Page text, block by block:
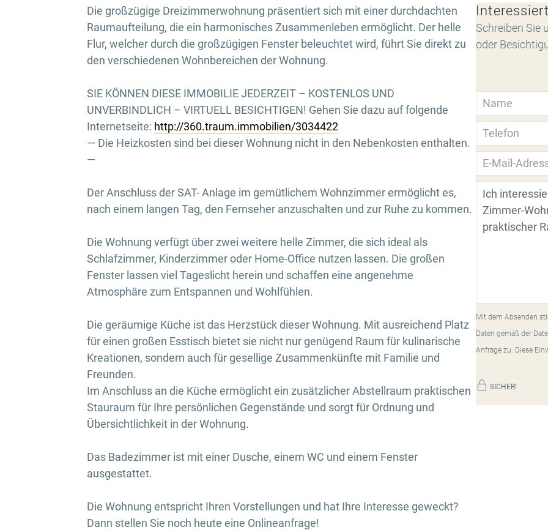
Die großzügige Dreizimmerwohnung präsentiert sich mit einer durchdachten
Raumaufteilung, die ein harmonisches Zusammenleben ermöglicht. Der helle
Flur, welcher durch die großzügigen Fenster beleuchtet wird, führt Sie direkt zu
den verschiedenen Wohnbereichen der Wohnung.
SIE KÖNNEN DIESE IMMOBILIE JEDERZEIT – KOSTENLOS UND
UNVERBINDLICH – VIRTUELL BESICHTIGEN! Gehen Sie dazu auf folgende
Internetseite: http://360.traum.immobilien/3034422
— Die Heizkosten sind bei dieser Wohnung nicht in den Nebenkosten enthalten.
—
Der Anschluss der SAT- Anlage im gemütlichem Wohnzimmer ermöglicht es,
nach einem langen Tag, den Fernseher anzuschalten und zur Ruhe zu kommen.
Die Wohnung verfügt über zwei weitere helle Zimmer, die sich ideal als
Schlafzimmer, Kinderzimmer oder Home-Office nutzen lassen. Die großen
Fenster lassen viel Tageslicht herein und schaffen eine angenehme
Atmosphäre zum Entspannen und Wohlfühlen.
Die geräumige Küche ist das Herzstück dieser Wohnung. Mit ausreichend Platz
für einen großen Esstisch bietet sie nicht nur genügend Raum für kulinarische
Kreationen, sondern auch für gesellige Zusammenkünfte mit Familie und
Freunden.
Im Anschluss an die Küche ermöglicht ein zusätzlicher Abstellraum praktischen
Stauraum für Ihre persönlichen Gegenstände und sorgt für Ordnung und
Übersichtlichkeit in der Wohnung.
Das Badezimmer ist mit einer Dusche, einem WC und einem Fenster
ausgestattet.
Die Wohnung entspricht Ihren Vorstellungen und hat Ihre Interesse geweckt?
Dann stellen Sie noch heute eine Onlineanfrage!
Schreiben Sie
oder
Mit dem Absenden
Daten gemäß der
Anfrage zu. Diese
SICHER!